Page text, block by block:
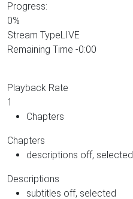
Progress:
0%
Stream TypeLIVE
Remaining Time -0:00
Playback Rate
1
Chapters
Chapters
descriptions off, selected
Descriptions
subtitles off, selected